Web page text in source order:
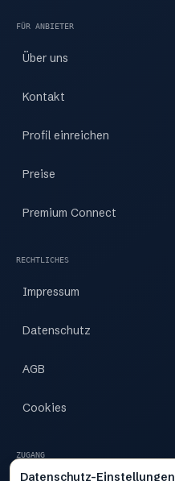
FÜR ANBIETER
Über uns
Kontakt
Profil einreichen
Preise
Premium Connect
RECHTLICHES
Impressum
Datenschutz
AGB
Cookies
ZUGANG
Datenschutz-Einstellungen